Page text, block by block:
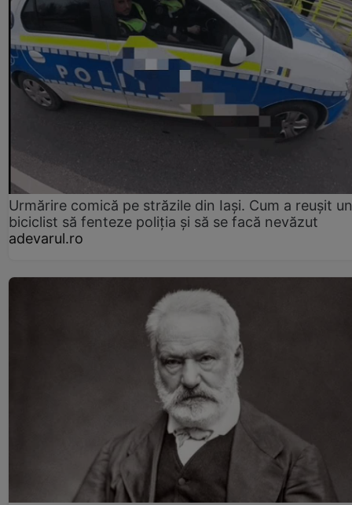
Urmărire comică pe străzile din Iași. Cum a reușit un
biciclist să fenteze poliția și să se facă nevăzut
adevarul.ro